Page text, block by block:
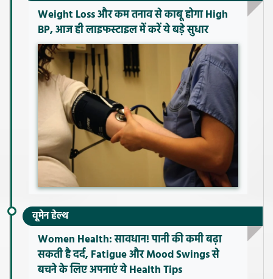
Weight Loss और कम तनाव से काबू होगा High
BP, आज ही लाइफस्टाइल में करें ये बड़े सुधार
वूमेन हेल्थ
Women Health: सावधान! पानी की कमी बढ़ा
सकती है दर्द, Fatigue और Mood Swings से
बचने के लिए अपनाएं ये Health Tips